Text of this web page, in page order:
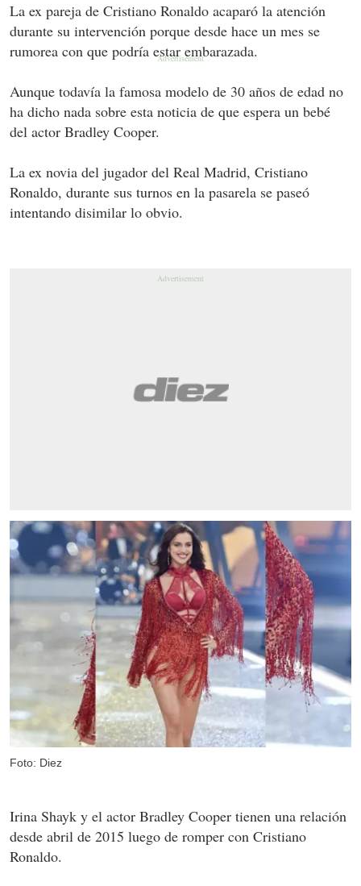
La ex pareja de Cristiano Ronaldo acaparó la atención
durante su intervención porque desde hace un mes se
rumorea con que podría estar embarazada.
Aunque todavía la famosa modelo de 30 años de edad no
ha dicho nada sobre esta noticia de que espera un bebé
del actor Bradley Cooper.
La ex novia del jugador del Real Madrid, Cristiano
Ronaldo, durante sus turnos en la pasarela se paseó
intentando disimilar lo obvio.
Foto: Diez
Irina Shayk y el actor Bradley Cooper tienen una relación
desde abril de 2015 luego de romper con Cristiano
Ronaldo.